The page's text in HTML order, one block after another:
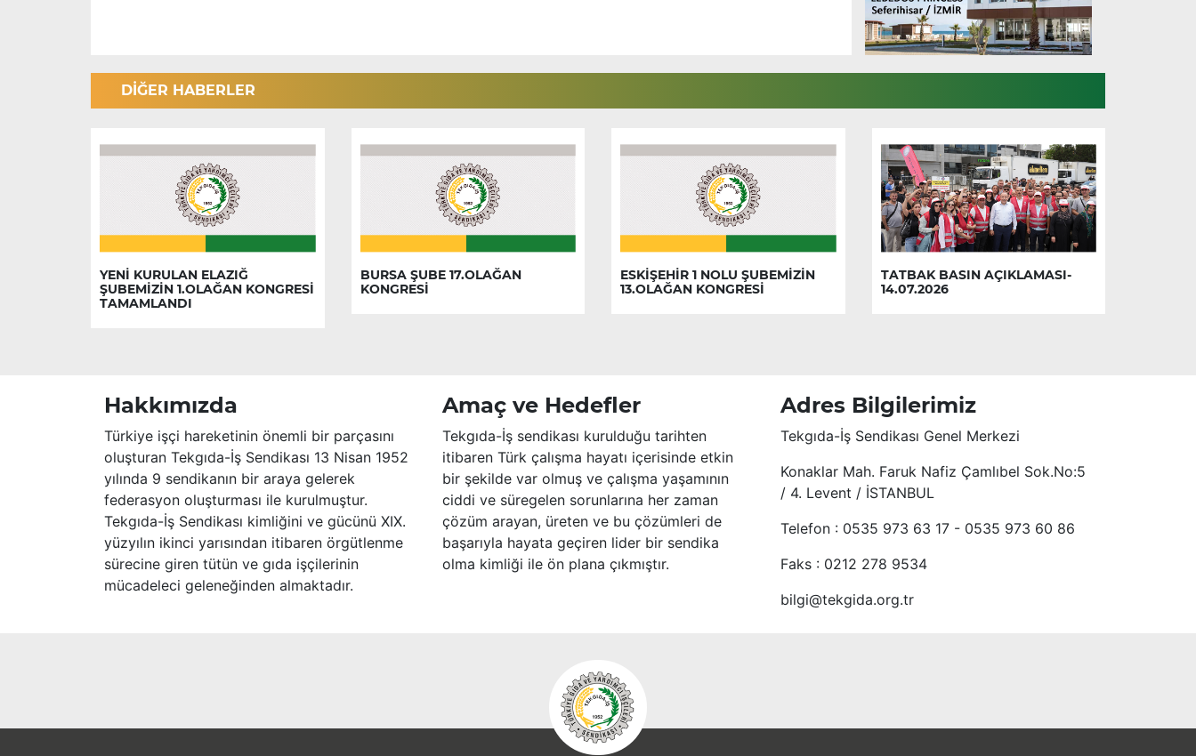
DİĞER HABERLER
YENİ KURULAN ELAZIĞ
ŞUBEMİZİN 1.OLAĞAN KONGRESİ
TAMAMLANDI
BURSA ŞUBE 17.OLAĞAN
KONGRESİ
ESKİŞEHİR 1 NOLU ŞUBEMİZİN
13.OLAĞAN KONGRESİ
TATBAK BASIN AÇIKLAMASI-
14.07.2026
Hakkımızda
Türkiye işçi hareketinin önemli bir parçasını
oluşturan Tekgıda-İş Sendikası 13 Nisan 1952
yılında 9 sendikanın bir araya gelerek
federasyon oluşturması ile kurulmuştur.
Tekgıda-İş Sendikası kimliğini ve gücünü XIX.
yüzyılın ikinci yarısından itibaren örgütlenme
sürecine giren tütün ve gıda işçilerinin
mücadeleci geleneğinden almaktadır.
Amaç ve Hedefler
Tekgıda-İş sendikası kurulduğu tarihten
itibaren Türk çalışma hayatı içerisinde etkin
bir şekilde var olmuş ve çalışma yaşamının
ciddi ve süregelen sorunlarına her zaman
çözüm arayan, üreten ve bu çözümleri de
başarıyla hayata geçiren lider bir sendika
olma kimliği ile ön plana çıkmıştır.
Adres Bilgilerimiz
Tekgıda-İş Sendikası Genel Merkezi
Konaklar Mah. Faruk Nafiz Çamlıbel Sok.No:5
/ 4. Levent / İSTANBUL
Telefon : 0535 973 63 17 - 0535 973 60 86
Faks : 0212 278 9534
bilgi@tekgida.org.tr